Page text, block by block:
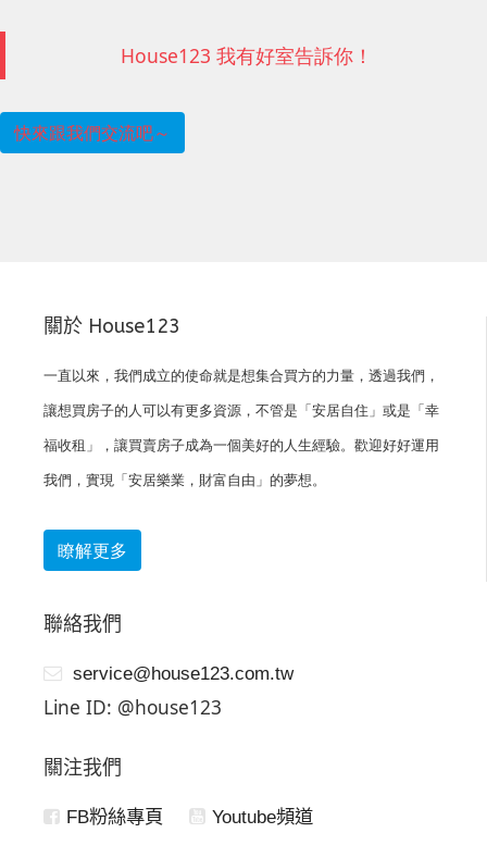
House123 我有好室告訴你！
快來跟我們交流吧～
關於 House123
一直以來，我們成立的使命就是想集合買方的力量，透過我們，
讓想買房子的人可以有更多資源，不管是「安居自住」或是「幸
福收租」，讓買賣房子成為一個美好的人生經驗。歡迎好好運用
我們，實現「安居樂業，財富自由」的夢想。
瞭解更多
聯絡我們
service@house123.com.tw
Line ID: @house123
關注我們
FB粉絲專頁 Youtube頻道